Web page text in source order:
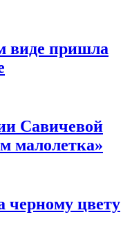
виде пришла
Савичевой
малолетка»
черному цвету